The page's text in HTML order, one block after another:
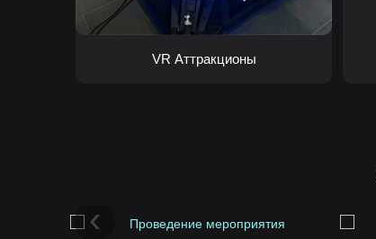
VR Аттракционы
‹